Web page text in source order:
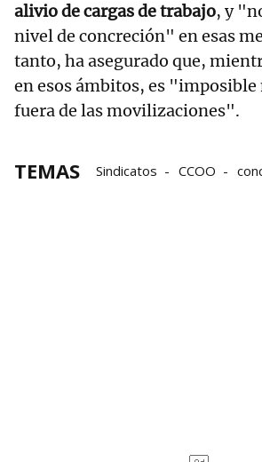
alivio de cargas de trabajo, y
nivel de concreción" en esas
tanto, ha asegurado que,
en esos ámbitos, es "imposible
fuera de las movilizaciones".
TEMAS Sindicatos CCOO